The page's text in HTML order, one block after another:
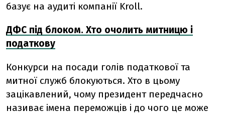
базує на аудиті компанії Kroll.
ДФС під блоком. Хто очолить митницю і
податкову
Конкурси на посади голів податкової та
митної служб блокуються. Хто в цьому
зацікавлений, чому президент передчасно
називає імена переможців і до чого це може